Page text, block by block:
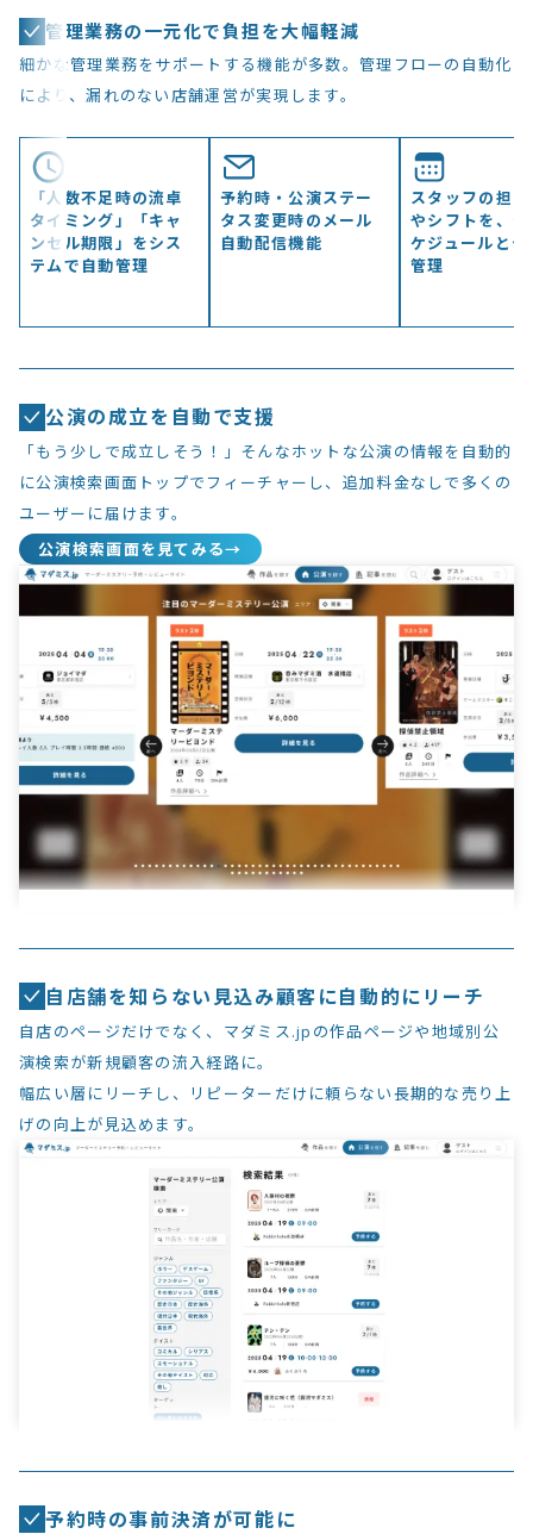
管理業務の一元化で負担を大幅軽減
細かな管理業務をサポートする機能が多数。管理フローの自動化
により、漏れのない店舗運営が実現します。
「人数不足時の流卓
タイミング」「キャ
ンセル期限」をシス
テムで自動管理
予約時・公演ステー
タス変更時のメール
自動配信機能
スタッフの担
やシフトを、
ケジュールと
管理
公演の成立を自動で支援
「もう少しで成立しそう！」そんなホットな公演の情報を自動的
に公演検索画面トップでフィーチャーし、追加料金なしで多くの
ユーザーに届けます。
公演検索画面を見てみる→
自店舗を知らない見込み顧客に自動的にリーチ
自店のページだけでなく、マダミス.jpの作品ページや地域別公
演検索が新規顧客の流入経路に。
幅広い層にリーチし、リピーターだけに頼らない長期的な売り上
げの向上が見込めます。
予約時の事前決済が可能に